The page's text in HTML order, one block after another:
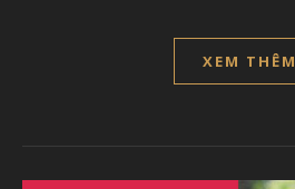
XEM THÊM